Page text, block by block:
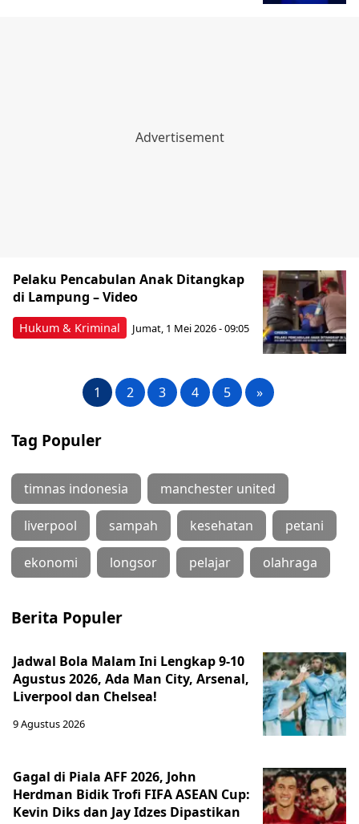
Hukum & Kriminal
Pelaku Pencabulan Anak Ditangkap
di Lampung – Video
Jumat, 1 Mei 2026 - 09:05
1 2 3 4 5 »
Tag Populer
timnas indonesia manchester united
liverpool sampah kesehatan petani
ekonomi longsor pelajar olahraga
Berita Populer
Jadwal Bola Malam Ini Lengkap 9-10
Agustus 2026, Ada Man City, Arsenal,
Liverpool dan Chelsea!
9 Agustus 2026
Gagal di Piala AFF 2026, John
Herdman Bidik Trofi FIFA ASEAN Cup:
Kevin Diks dan Jay Idzes Dipastikan